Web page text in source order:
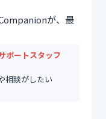
が、最
ポートスタッフ
相談がしたい